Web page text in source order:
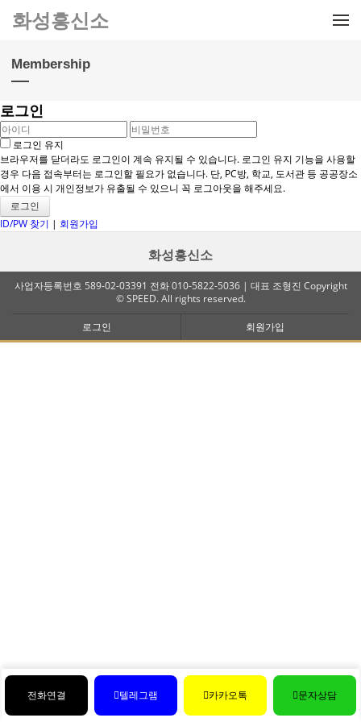
화성흥신소
Membership
로그인
로그인 유지
브라우저를 닫더라도 로그인이 계속 유지될 수 있습니다. 로그인 유지 기능을 사용할
경우 다음 접속부터는 로그인할 필요가 없습니다. 단, PC방, 학교, 도서관 등 공공장소
에서 이용 시 개인정보가 유출될 수 있으니 꼭 로그아웃을 해주세요.
ID/PW 찾기 | 회원가입
화성흥신소
사업자등록번호 589-02-03391 전화 010-5822-5036 | 대표 조형진 Copyright
© SPEED. All rights reserved.
로그인 회원가입
전화연결 텔레그램 카카오톡 문자상담